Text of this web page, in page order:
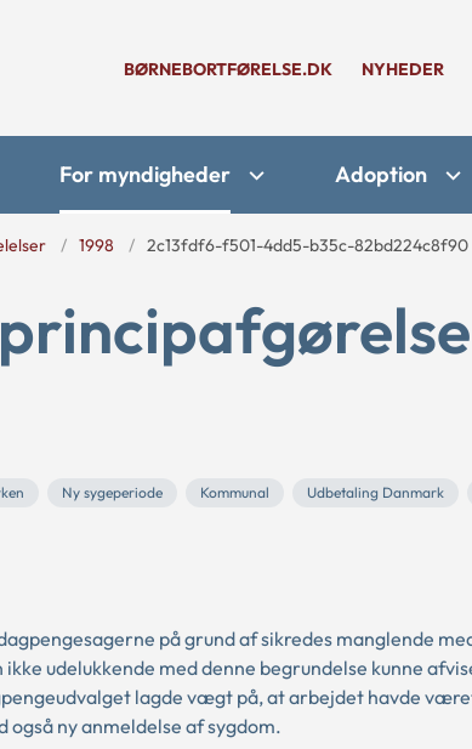
BØRNEBORTFØRELSE.DK NYHEDER
For myndigheder Adoption
1998 2c13fdf6-f501-4dd5-b35c-82bd224c8f90
Ny sygeperiode Kommunal Udbetaling Danmark
på grund af sikredes manglende
udelukkende med denne begrundelse kunne
lagde vægt på, at arbejdet havde
ny anmeldelse af sygdom.